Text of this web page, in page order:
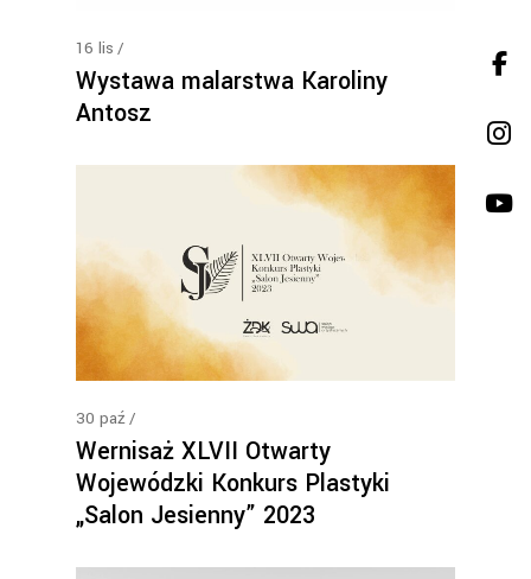
16 lis
Wystawa malarstwa Karoliny
Antosz
30 paź
Wernisaż XLVII Otwarty
Wojewódzki Konkurs Plastyki
„Salon Jesienny” 2023